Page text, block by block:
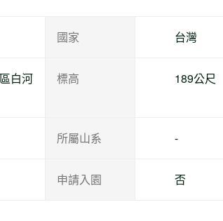
國家 台灣
白河 標高 189公尺
所屬山系 -
申請入園 否